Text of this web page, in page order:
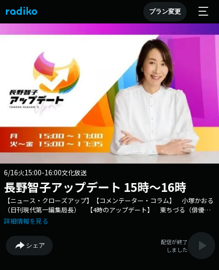
プラン変更
6/16火15:00-16:00文化放送
長野智子アップデート 15時～16時
【ニュース・クローズアップ】【コメンテーター・コラム】 小塚かおる
（日刊現代第一編集局長） 【4時のアップデート】 東ちづる（俳優・
タレント） 番組「X」 アカウントは「@update_joqr」
番組メールフォーム： https://form.run/@joqr-up X（旧Twitter）ハ
ッシュタグは「#長野智子アップデート」 X（旧Twitter）ページは
「https://twitter.com/update_joqr」 月 15:00～17:00 火～金
詳細情報を見る
シェア
配信が終了
しました